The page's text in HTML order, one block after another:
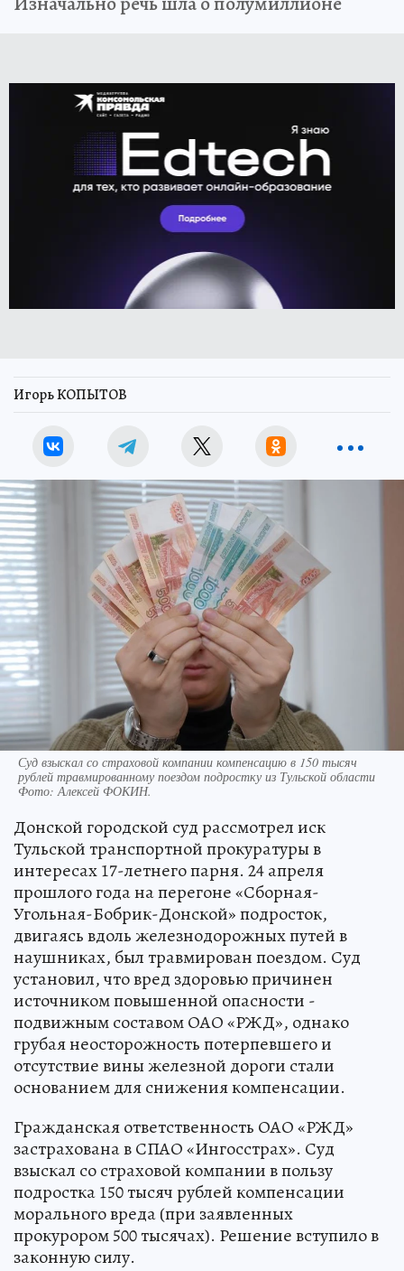
Игорь КОПЫТОВ
Суд взыскал со страховой компании компенсацию в 150 тысяч
рублей травмированному поездом подростку из Тульской области
Фото:Алексей ФОКИН.
Донской городской суд рассмотрел иск
Тульской транспортной прокуратуры в
интересах 17-летнего парня. 24 апреля
прошлого года на перегоне «Сборная-
Угольная-Бобрик-Донской» подросток,
двигаясь вдоль железнодорожных путей в
наушниках, был травмирован поездом. Суд
установил, что вред здоровью причинен
источником повышенной опасности -
подвижным составом ОАО «РЖД», однако
грубая неосторожность потерпевшего и
отсутствие вины железной дороги стали
основанием для снижения компенсации.
Гражданская ответственность ОАО «РЖД»
застрахована в СПАО «Ингосстрах». Суд
взыскал со страховой компании в пользу
подростка 150 тысяч рублей компенсации
морального вреда (при заявленных
прокурором 500 тысячах). Решение вступило в
законную силу.